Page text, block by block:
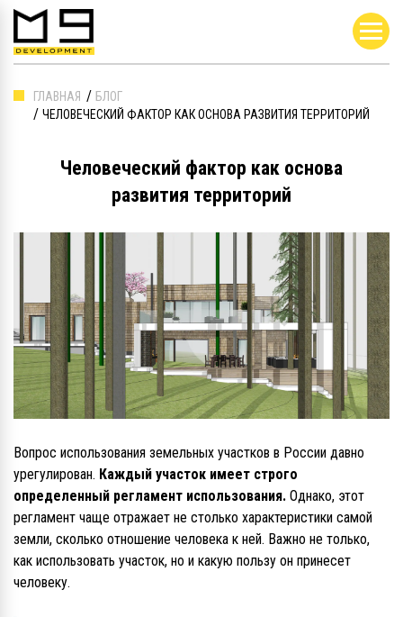
ГЛАВНАЯ
БЛОГ
ЧЕЛОВЕЧЕСКИЙ ФАКТОР КАК ОСНОВА РАЗВИТИЯ ТЕРРИТОРИЙ
Человеческий фактор как основа
развития территорий
Вопрос использования земельных участков в России давно
урегулирован. Каждый участок имеет строго
определенный регламент использования. Однако, этот
регламент чаще отражает не столько характеристики самой
земли, сколько отношение человека к ней. Важно не только,
как использовать участок, но и какую пользу он принесет
человеку.